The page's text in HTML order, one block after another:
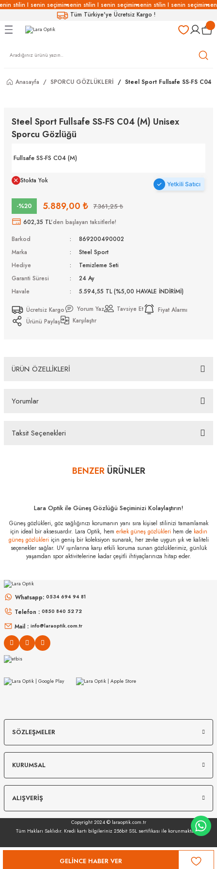
stilin I senin seçiminsenin stilin I senin seçiminsenin stilin I senin seçimin
Tüm Türkiye'ye Ücretsiz Kargo !
Geri Dön
Gözlükleri
Geri Dön
Geri Dön
Geri Dön
Anasayfa SPORCU GÖZLÜKLERİ Steel Sport Fullsafe SS-FS C04
Steel Sport Fullsafe SS-FS C04 (M) Unisex
Sporcu Gözlüğü
Fullsafe SS-FS C04 (M)
Stokta Yok Yetkili Satıcı
-%20 5.889,00 ₺ 7.361,25 ₺
602,35 TL'den başlayan taksitlerle!
Barkod
869200490002
Marka
Steel Sport
Hediye
Temizleme Seti
Garanti Süresi
24 Ay
Havale
5.594,55 TL (%5,00 HAVALE İNDİRİMİ)
Ücretsiz Kargo Yorum Yaz Tavsiye Et
Fiyat Alarmı
Ürünü Paylaş
Karşılaştır
ÜRÜN ÖZELLİKLERİ
hatası aldığınız durumda bankanızla irtibata geçip aksesuar
alışverişlerinde kredi kartınızın müsaade ettiği maksimum taksit
Steel Sport
Stok Kodu
Fullsafe SS-FS C04 (M)
Yorumlar
Yorum Yaz
Taksit Seçenekleri
BENZERÜRÜNLER
SERENGETI
0₺
SERENGETI
Spello 8798 58
YENI
%55 37.442₺ 16.848₺ %55 44.440₺ 19.998₺
PHILIPP PLEIN MIU MIU
GELINCE HABER VER
Lara Optik ile Güneş Gözlüğü Seçiminizi Kolaylaştırın!
Güneş gözlükleri, göz sağlığınızı korumanın yanı sıra kişisel stilinizi tamamlamak
için ideal bir aksesuardır. Lara Optik, hem erkek güneş gözlükleri hem de kadın
güneş gözlükleri için geniş bir koleksiyon sunarak, her zevke uygun şık ve kaliteli
seçenekler sağlar. UV ışınlarına karşı etkili koruma sunan gözlüklerimiz, günlük
yaşamdan spor aktivitelerine kadar çeşitli ihtiyaçlarınıza hitap eder.
Whatsapp: 0534 694 94 81
Telefon : 0850 840 52 72
Mail : info@laraoptik.com.tr
SÖZLEŞMELER
KURUMSAL
ALIŞVERİŞ
Copyright 2024 © laraoptik.com.tr
Tüm Hakları Saklıdır. Kredi kartı bilgileriniz 256bit SSL sertifikası ile korunmaktadır.